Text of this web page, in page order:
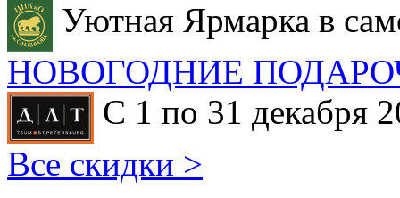
Уютная Ярмарка в
НОВОГОДНИЕ
С 1 по 31 декабря
Все скидки >